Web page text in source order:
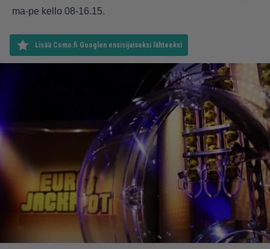
ma-pe kello 08-16.15.
Lisää Como.fi Googlen ensisijaiseksi lähteeksi